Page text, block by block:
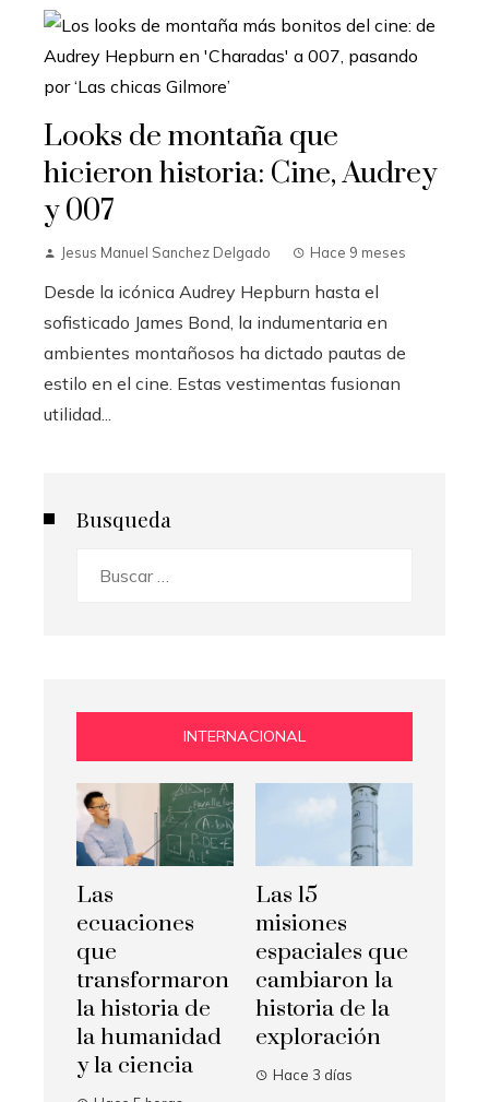
Looks de montaña que
hicieron historia: Cine, Audrey
y 007
Jesus Manuel Sanchez Delgado Hace 9 meses
Desde la icónica Audrey Hepburn hasta el
sofisticado James Bond, la indumentaria en
ambientes montañosos ha dictado pautas de
estilo en el cine. Estas vestimentas fusionan
utilidad...
Busqueda
INTERNACIONAL
Las
ecuaciones
que
transformaron
la historia de
la humanidad
y la ciencia
Las 15
misiones
espaciales que
cambiaron la
historia de la
exploración
Hace 3 días